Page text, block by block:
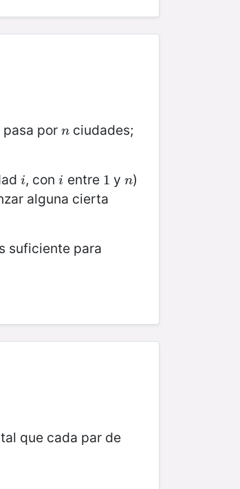
por n
n ciudades;
i
i, coni
i entre 1
1 yn
n)
alguna cierta
suficiente para
que cada par de